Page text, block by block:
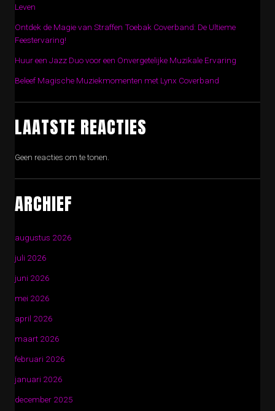
Leven
Ontdek de Magie van Straffen Toebak Coverband: De Ultieme
Feestervaring!
Huur een Jazz Duo voor een Onvergetelijke Muzikale Ervaring
Beleef Magische Muziekmomenten met Lynx Coverband
LAATSTE REACTIES
Geen reacties om te tonen.
ARCHIEF
augustus 2026
juli 2026
juni 2026
mei 2026
april 2026
maart 2026
februari 2026
januari 2026
december 2025